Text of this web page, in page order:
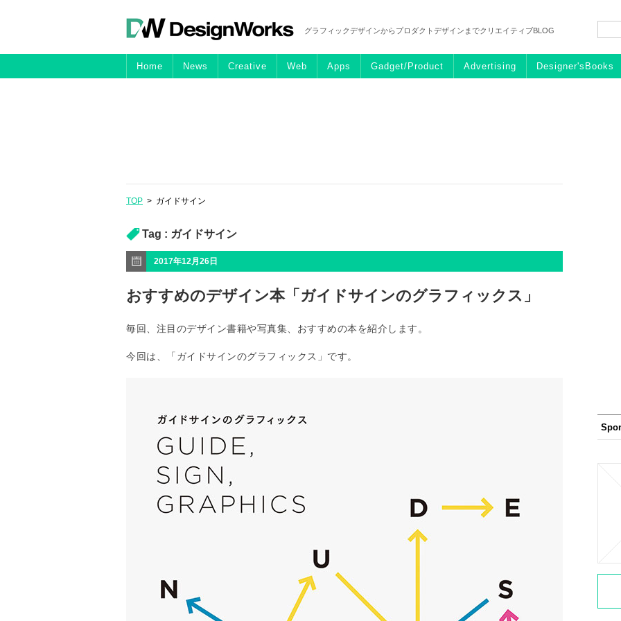
グラフィックデザインからプロダクトデザインまでクリエイティブBLOG
Home News Creative Web Apps Gadget/Product Advertising Designer'sBooks
TOP > ガイドサイン
Tag : ガイドサイン
2017年12月26日
おすすめのデザイン本「ガイドサインのグラフィックス」
毎回、注目のデザイン書籍や写真集、おすすめの本を紹介します。
今回は、「ガイドサインのグラフィックス」です。